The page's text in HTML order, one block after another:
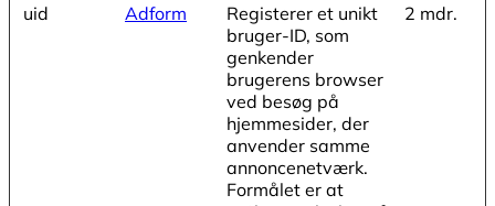
uid Adform
Registerer et unikt
bruger-ID, som
genkender
brugerens browser
ved besøg på
hjemmesider, der
anvender samme
annoncenetværk.
Formålet er at
2 mdr.